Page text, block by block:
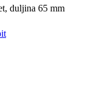
duljina 65 mm